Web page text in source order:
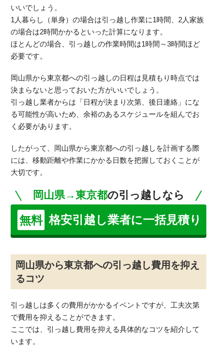
いいでしょう。
1人暮らし（単身）の場合は引っ越し作業に1時間、2人家族
の場合は2時間かかるといった計算になります。
ほとんどの場合、引っ越しの作業時間は1時間～3時間ほど
必要です。
岡山県から東京都への引っ越しの日程は見積もり時点では
決まらないと思っておいた方がいいでしょう。
引っ越し業者からは「日程が決まり次第、後日連絡」にな
る可能性が高いため、余裕のあるスケジュールを組んでお
く必要があります。
したがって、岡山県から東京都への引っ越しを計画する際
には、移動距離や作業にかかる日数を把握しておくことが
大切です。
岡山県→東京都の引っ越しなら
無料 格安引越し業者に一括見積り
岡山県から東京都への引っ越し費用を抑え
るコツ
引っ越しは多くの費用がかかるイベントですが、工夫次第
で費用を抑えることができます。
ここでは、引っ越し費用を抑える具体的なコツを紹介して
います。